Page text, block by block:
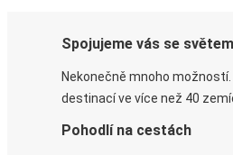
Spojujeme vás se světem
Nekonečně mnoho
destinací ve více než 40
Pohodlí na cestách